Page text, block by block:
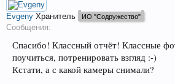
Evgeny Хранитель ИО "Содружество"
Сообщения:
Спасибо! Классный отчёт! Классные
поучиться, потренировать взгляд :-)
Кстати, а с какой камеры снимали?